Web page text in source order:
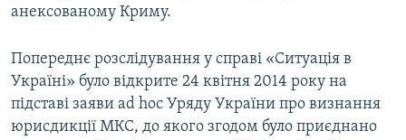
анексованому Криму.
Попереднє розслідування у справі «Ситуація в
Україні» було відкрите 24 квітня 2014 року на
підставі заяви ad hoc Уряду України про визнання
юрисдикції МКС, до якого згодом було приєднано